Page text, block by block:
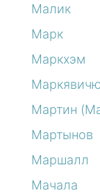
Малик
Марк
Маркхэм
Мартин
Мартынов
Маршалл
Мачала